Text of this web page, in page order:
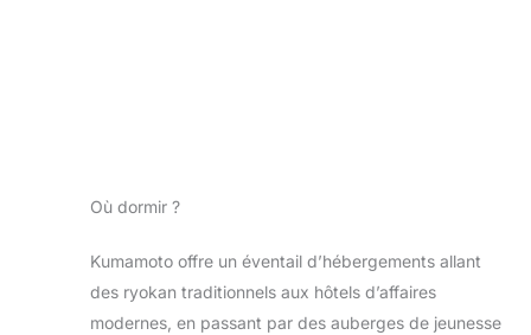
Où dormir ?
Kumamoto offre un éventail d’hébergements allant
des ryokan traditionnels aux hôtels d’affaires
modernes, en passant par des auberges de jeunesse